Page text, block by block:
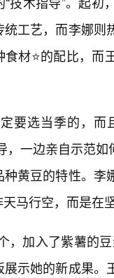
工艺，而李娜
材⭐的配比，
要选当季的，
，一边亲自示范
黄豆的特性。
马行空，而是在
，加入了紫薯的
示她的新成果